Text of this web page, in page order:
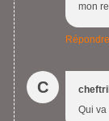
mon
Répondre
C
Qui va